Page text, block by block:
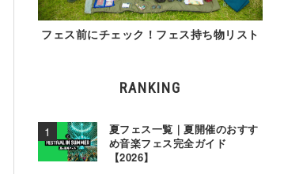
フェス前にチェック！フェス持ち物リスト
RANKING
夏フェス一覧｜夏開催のおすす
め音楽フェス完全ガイド
【2026】